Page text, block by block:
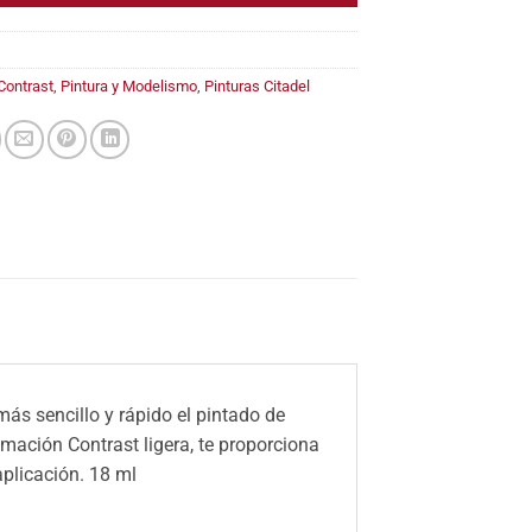
, Pintura y Modelismo, Pinturas Citadel
sencillo y rápido el pintado de
Contrast ligera, te proporciona
18 ml